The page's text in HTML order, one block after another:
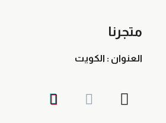
متجرنا
العنوان : الكويت